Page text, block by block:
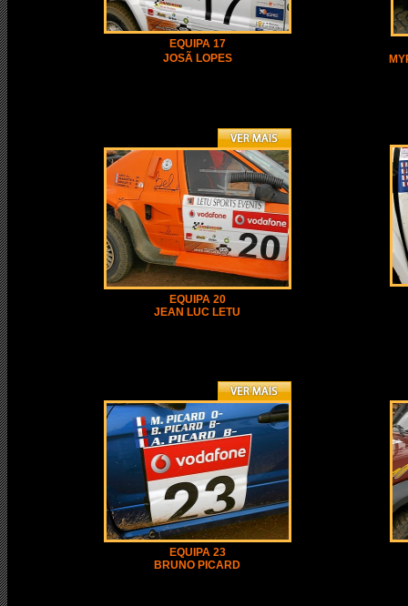
EQUIPA 17
JOSÃ LOPES
EQUIPA 20
JEAN LUC LETU
EQUIPA 23
BRUNO PICARD